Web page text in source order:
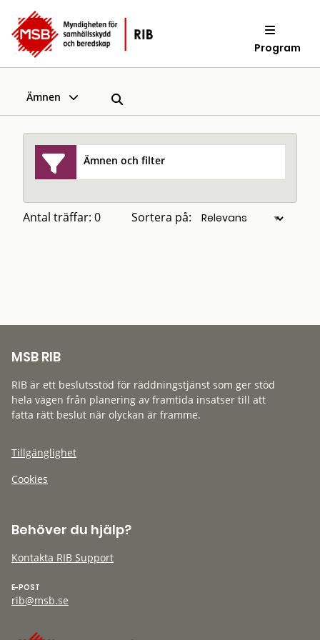
Program
Ämnen
Ämnen och filter
Antal träffar: 0 Sortera på:
MSB RIB
RIB är ett beslutsstöd för räddningstjänst som ger stöd
hela vägen från planering av framtida insatser till att
fatta rätt beslut när olyckan är framme.
Tillgänglighet
Cookies
Behöver du hjälp?
Kontakta RIB Support
E-POST
rib@msb.se